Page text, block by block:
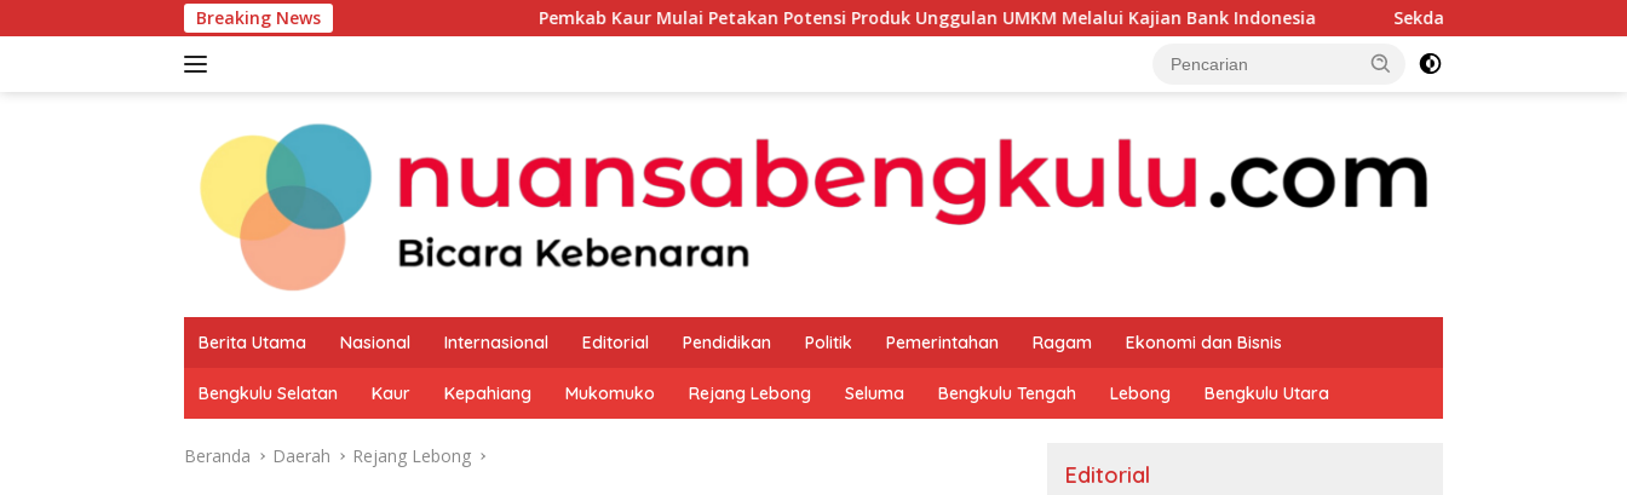
ke
Breaking News Pemkab Kaur Mulai Petakan Potensi Produk Unggulan UMKM Melalui Kajian Bank Indonesia Sekda Apresiasi Inspektorat Provinsi
Berita Utama Nasional Internasional Editorial Pendidikan Politik Pemerintahan Ragam Ekonomi dan Bisnis
Bengkulu Selatan Kaur Kepahiang Mukomuko Rejang Lebong Seluma Bengkulu Tengah Lebong Bengkulu Utara
Beranda Daerah Rejang Lebong
Editorial